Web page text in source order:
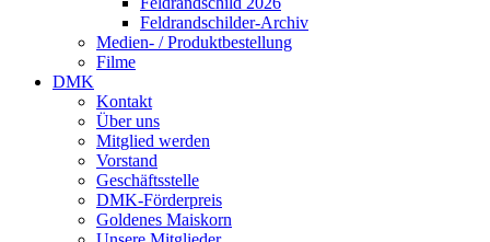
Feldrandschilder-Archiv
Medien- / Produktbestellung
Filme
DMK
Kontakt
Über uns
Mitglied werden
Vorstand
Geschäftsstelle
DMK-Förderpreis
Goldenes Maiskorn